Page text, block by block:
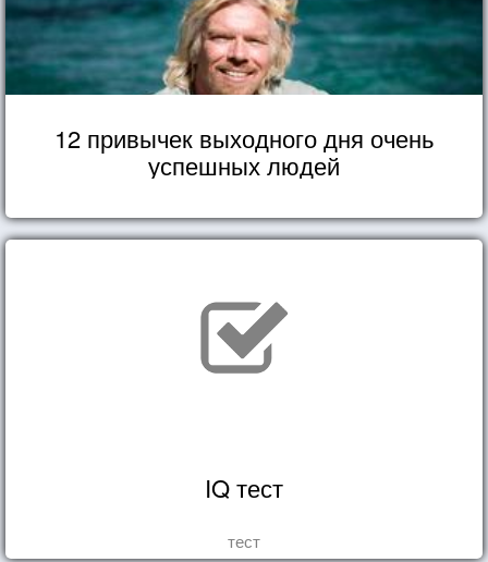
12 привычек выходного дня очень
успешных людей
IQ тест
тест